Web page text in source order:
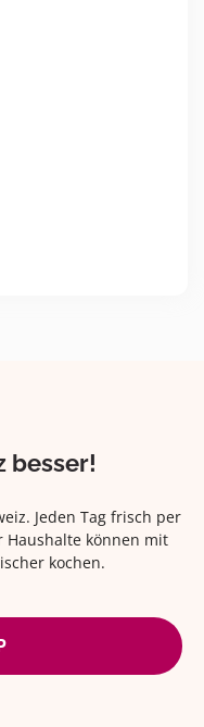
besser!
Jeden Tag frisch per
Haushalte können mit
kochen.